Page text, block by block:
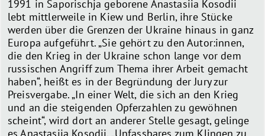
1991 in Saporischja geborene Anastasiia Kosodii
lebt mittlerweile in Kiew und Berlin, ihre Stücke
werden über die Grenzen der Ukraine hinaus in ganz
Europa aufgeführt. „Sie gehört zu den Autor:innen,
die den Krieg in der Ukraine schon lange vor dem
russischen Angriff zum Thema ihrer Arbeit gemacht
haben“, heißt es in der Begründung der Jury zur
Preisvergabe. „In einer Welt, die sich an den Krieg
und an die steigenden Opferzahlen zu gewöhnen
scheint“, wird dort an anderer Stelle gesagt, gelinge